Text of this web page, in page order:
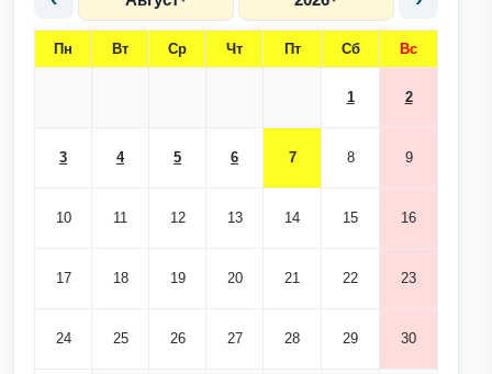
Пн Вт Ср Чт Пт Сб Вс
1 2
3 4 5 6 7 8 9
10 11 12 13 14 15 16
17 18 19 20 21 22 23
24 25 26 27 28 29 30